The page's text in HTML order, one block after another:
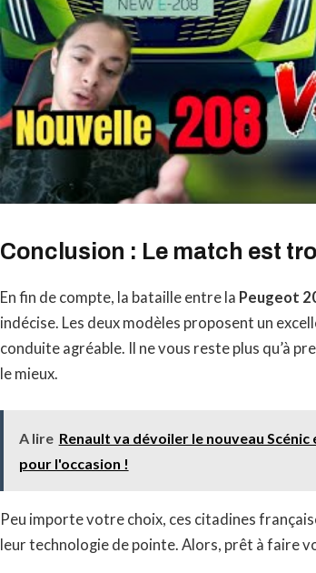
Conclusion : Le match est
En fin de compte, la bataille entre la Peugeot
indécise. Les deux modèles proposent un
conduite agréable. Il ne vous reste plus qu’à
le mieux.
A lire Renault va dévoiler le nouveau
pour l'occasion !
Peu importe votre choix, ces citadines
leur technologie de pointe. Alors, prêt à faire